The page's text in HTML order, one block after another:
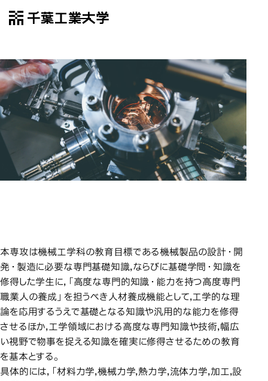
千葉工業大学
Open Menu
機械工学専攻
本専攻は機械工学科の教育目標である機械製品の設計・開
発・製造に必要な専門基礎知識，ならびに基礎学問・知識を
修得した学生に，「高度な専門的知識・能力を持つ高度専門
職業人の養成」を担うべき人材養成機能として，工学的な理
論を応用するうえで基礎となる知識や汎用的な能力を修得
させるほか，工学領域における高度な専門知識や技術，幅広
い視野で物事を捉える知識を確実に修得させるための教育
を基本とする。
具体的には，「材料力学，機械力学，熱力学，流体力学，加工，設